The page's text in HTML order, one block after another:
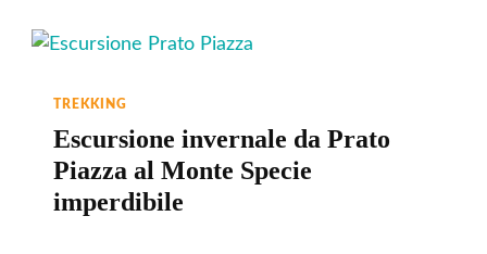
TREKKING
Escursione invernale da Prato
Piazza al Monte Specie
imperdibile